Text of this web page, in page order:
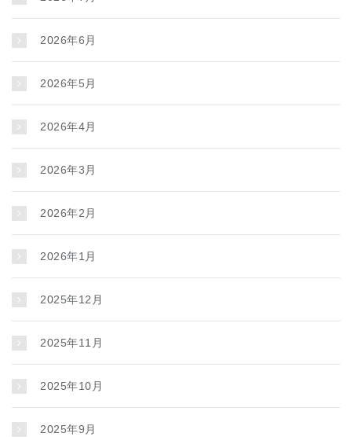
2026年6月
2026年5月
2026年4月
2026年3月
2026年2月
2026年1月
2025年12月
2025年11月
2025年10月
2025年9月